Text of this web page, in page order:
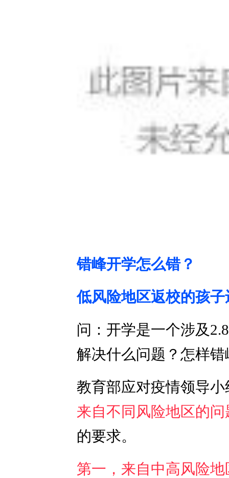
错峰开学怎么错？
低风险地区返校的孩
问：开学是一个涉及
解决什么问题？怎样
教育部应对疫情领导
来自不同风险地区的问
的要求。
第一，来自中高风险